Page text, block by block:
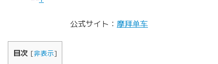
公式サイト： 摩拜单车
目次 [非表示]